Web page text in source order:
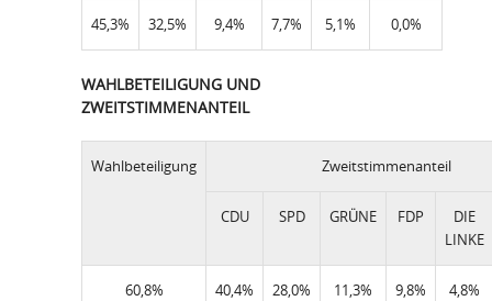
45,3% 32,5% 9,4% 7,7% 5,1% 0,0%
WAHLBETEILIGUNG UND
ZWEITSTIMMENANTEIL
Wahlbeteiligung Zweitstimmenanteil
CDU SPD GRÜNE FDP
DIE
LINKE
60,8% 40,4% 28,0% 11,3% 9,8% 4,8%